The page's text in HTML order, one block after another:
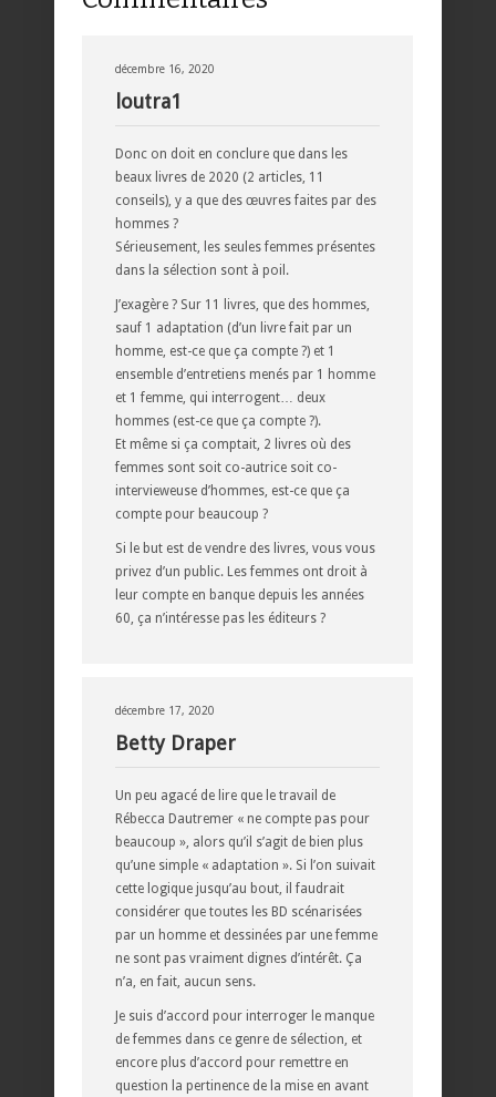
décembre 16, 2020
loutra1
Donc on doit en conclure que dans les
beaux livres de 2020 (2 articles, 11
conseils), y a que des œuvres faites par des
hommes ?
Sérieusement, les seules femmes présentes
dans la sélection sont à poil.
J’exagère ? Sur 11 livres, que des hommes,
sauf 1 adaptation (d’un livre fait par un
homme, est-ce que ça compte ?) et 1
ensemble d’entretiens menés par 1 homme
et 1 femme, qui interrogent… deux
hommes (est-ce que ça compte ?).
Et même si ça comptait, 2 livres où des
femmes sont soit co-autrice soit co-
intervieweuse d’hommes, est-ce que ça
compte pour beaucoup ?
Si le but est de vendre des livres, vous vous
privez d’un public. Les femmes ont droit à
leur compte en banque depuis les années
60, ça n’intéresse pas les éditeurs ?
décembre 17, 2020
Betty Draper
Un peu agacé de lire que le travail de
Rébecca Dautremer « ne compte pas pour
beaucoup », alors qu’il s’agit de bien plus
qu’une simple « adaptation ». Si l’on suivait
cette logique jusqu’au bout, il faudrait
considérer que toutes les BD scénarisées
par un homme et dessinées par une femme
ne sont pas vraiment dignes d’intérêt. Ça
n’a, en fait, aucun sens.
Je suis d’accord pour interroger le manque
de femmes dans ce genre de sélection, et
encore plus d’accord pour remettre en
question la pertinence de la mise en avant